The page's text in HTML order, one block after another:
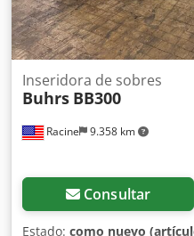
Racine 9.358 km
Inseridora de sobres
Buhrs BB300
Consultar
Estado: como nuevo